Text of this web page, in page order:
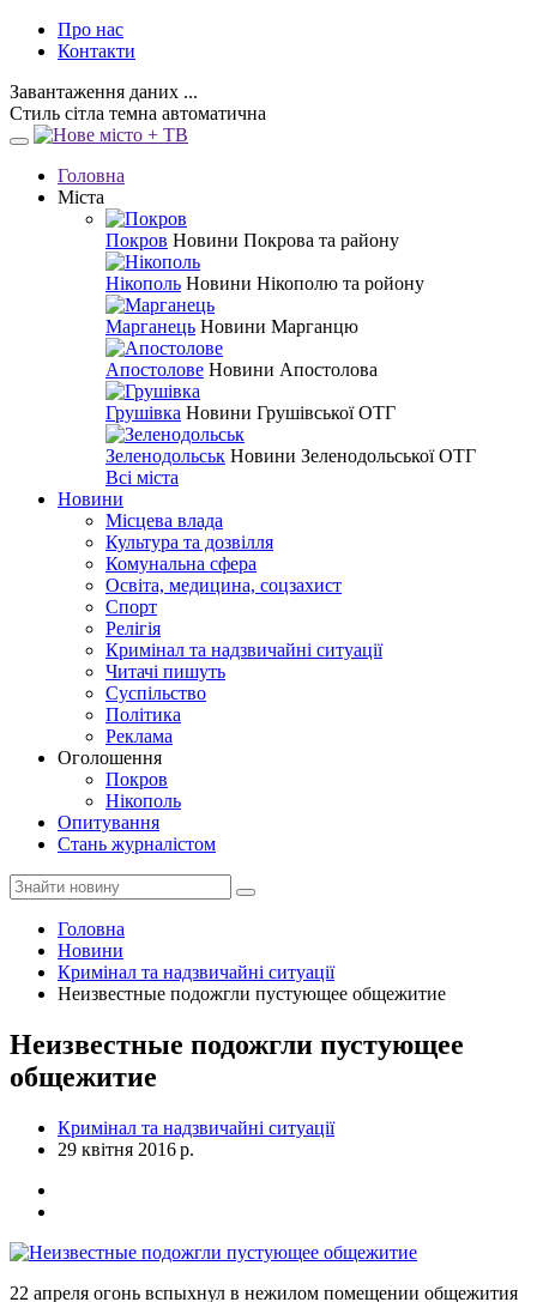
Про нас
Контакти
Завантаження даних ...
Стиль сітла темна автоматична
Головна
Міста
Покров Новини Покрова та району
Нікополь Новини Нікополю та ройону
Марганець Новини Марганцю
Апостолове Новини Апостолова
Грушівка Новини Грушівської ОТГ
Зеленодольськ Новини Зеленодольської ОТГ
Всі міста
Новини
Місцева влада
Культура та дозвілля
Комунальна сфера
Освіта, медицина, соцзахист
Спорт
Релігія
Кримінал та надзвичайні ситуації
Читачі пишуть
Суспільство
Політика
Реклама
Оголошення
Покров
Нікополь
Опитування
Стань журналістом
Головна
Новини
Кримінал та надзвичайні ситуації
Неизвестные подожгли пустующее общежитие
Неизвестные подожгли пустующее
общежитие
Кримінал та надзвичайні ситуації
29 квітня 2016 р.
22 апреля огонь вспыхнул в нежилом помещении общежития